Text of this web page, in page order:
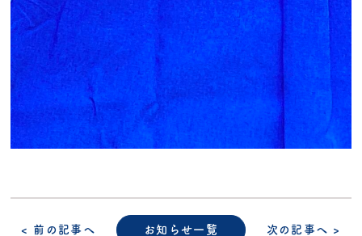
< 前の記事へ お知らせ一覧 次の記事へ >